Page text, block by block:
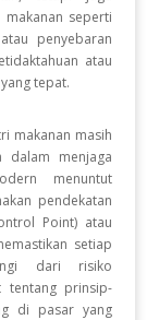
seperti
penyebaran
atau
tepat.
makanan masih
dalam menjaga
menuntut
pendekatan
Point) atau
setiap
dari risiko
tentang prinsip-
di pasar yang